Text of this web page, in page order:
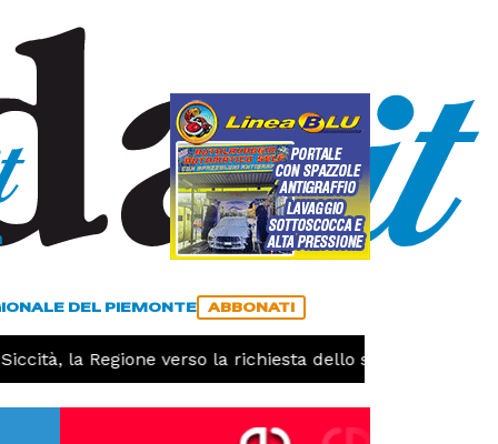
DEL PIEMONTE ABBONATI
la Regione verso la richiesta dello stato di calamità